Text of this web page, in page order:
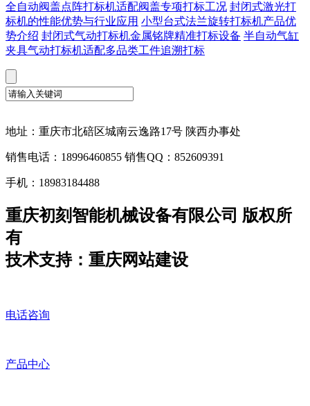
全自动阀盖点阵打标机适配阀盖专项打标工况 封闭式激光打
标机的性能优势与行业应用 小型台式法兰旋转打标机产品优
势介绍 封闭式气动打标机金属铭牌精准打标设备 半自动气缸
夹具气动打标机适配多品类工件追溯打标
地址：重庆市北碚区城南云逸路17号 陕西办事处
销售电话：18996460855 销售QQ：852609391
手机：18983184488
重庆初刻智能机械设备有限公司 版权所
有
技术支持：重庆网站建设
电话咨询
产品中心